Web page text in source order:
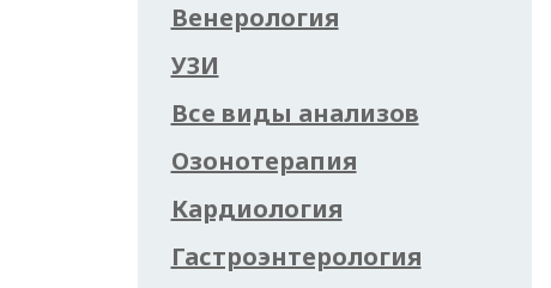
Венерология
УЗИ
Все виды анализов
Озонотерапия
Кардиология
Гастроэнтерология